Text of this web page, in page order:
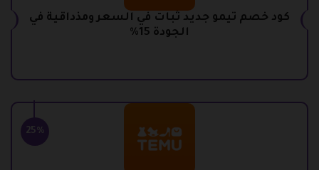
كود خصم تيمو جديد ثبات في السعر ومذداقية في
الجودة 15%
25%